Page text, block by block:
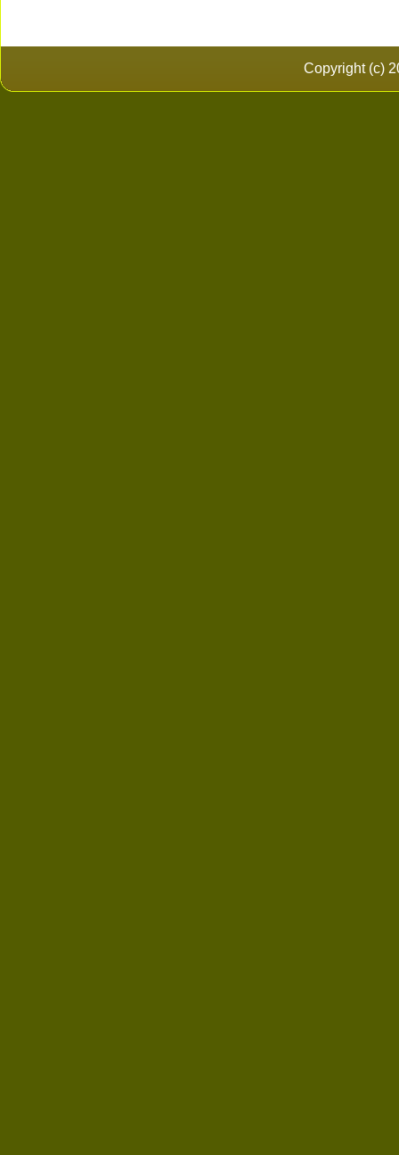
Copyright (c)